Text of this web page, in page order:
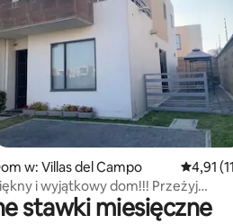
na 5, liczba recenzji: 17
w: Villas del Campo Średnia
4,91
i wyjątkowy dom!!! Przeżyj
doświadczenie!!
stawki miesięczne